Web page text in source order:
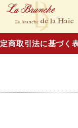
商取引法に基づく